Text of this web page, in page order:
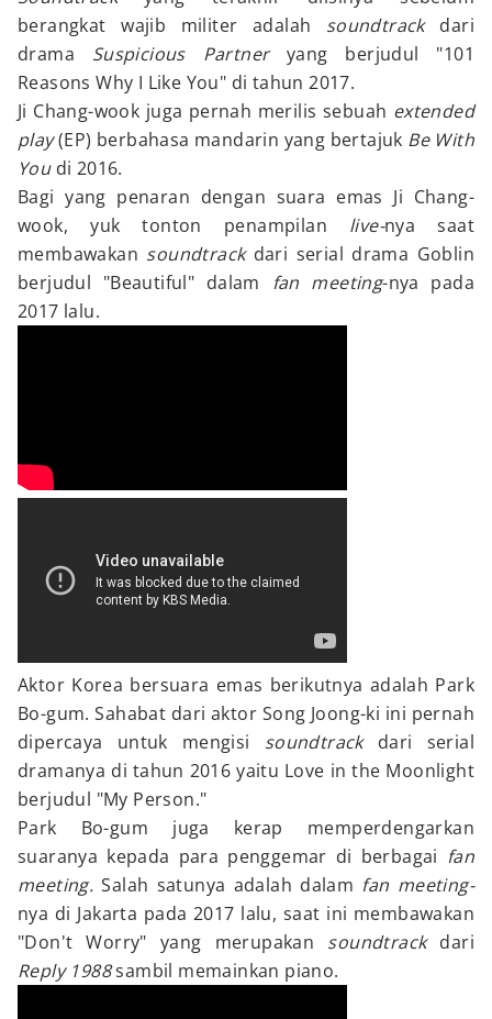
berangkat wajib militer adalah soundtrack dari
drama Suspicious Partneryang berjudul "101
Reasons Why I Like You" di tahun 2017.
Ji Chang-wook juga pernah merilis sebuah extended
play(EP) berbahasa mandarin yang bertajuk Be With
You di 2016.
Bagi yang penaran dengan suara emas Ji Chang-
wook, yuk tonton penampilan live-nya saat
membawakan soundtrack dari serial drama Goblin
berjudul "Beautiful" dalam fan meeting-nya pada
2017 lalu.
Aktor Korea bersuara emas berikutnya adalah Park
Bo-gum. Sahabat dari aktor Song Joong-ki ini pernah
dipercaya untuk mengisi soundtrack dari serial
dramanya di tahun 2016 yaitu Love in the Moonlight
berjudul "My Person."
Park Bo-gum juga kerap memperdengarkan
suaranya kepada para penggemar di berbagai fan
meeting.Salah satunya adalah dalam fan meeting-
nya di Jakarta pada 2017 lalu, saat ini membawakan
"Don't Worry" yang merupakan soundtrack dari
Reply 1988sambil memainkan piano.